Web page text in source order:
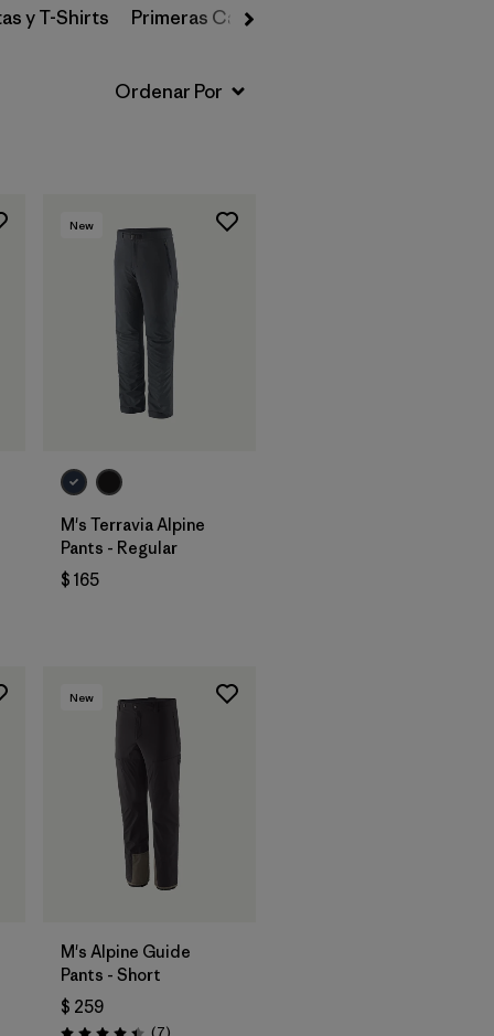
y T-Shirts Primeras Capas, Calcetines y Ropa
New
M's Terravia Alpine
Pants - Regular
$ 165
New
M's Alpine Guide
Pants - Short
$ 259
(7Comentarios
)